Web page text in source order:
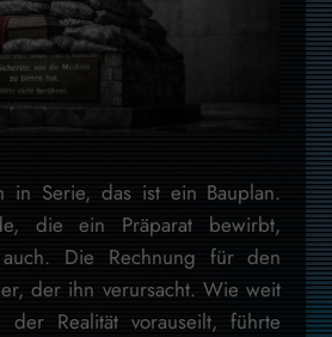
in Serie, das ist ein Bauplan.
die ein Präparat bewirbt,
Die Rechnung für den
der ihn verursacht. Wie weit
der Realität vorauseilt, führte